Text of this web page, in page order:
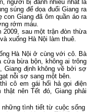
người bị đánh nhiều nhất là
súng để dọa đuổi Giang ra
Giang đã ôm quần áo ra
rớm máu.
2009, sau một trận đòn thừa
xuống Hà Nội làm thuê.
Hà Nội ở cùng với cô. Bà
bừa bộn, không ai trông
Giang định không về bởi sợ
nỗi sợ sang một bên.
cô em gái hối hả gọi điện
nên Tết đó, Giang phải
tình tiết từ cuộc sống